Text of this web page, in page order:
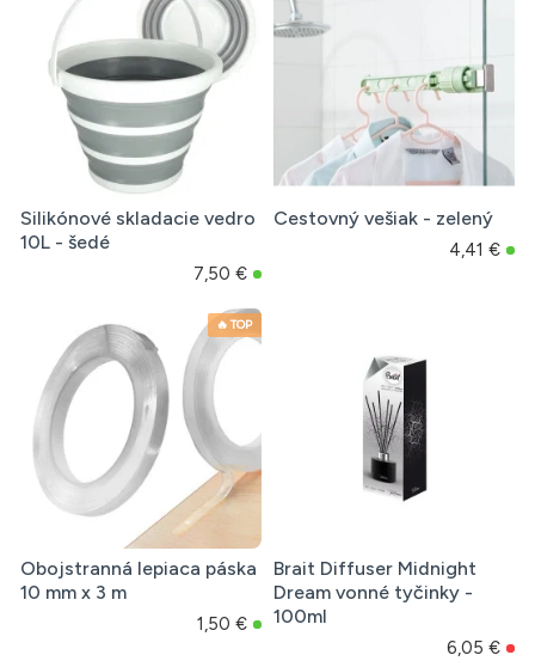
Silikónové skladacie vedro
10L - šedé
7,50 €
Cestovný vešiak - zelený
4,41 €
🔥 TOP
Obojstranná lepiaca páska
10 mm x 3 m
1,50 €
Brait Diffuser Midnight
Dream vonné tyčinky -
100ml
6,05 €